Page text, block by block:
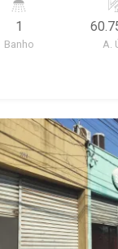
-
- Espaço para
1
Banho A.